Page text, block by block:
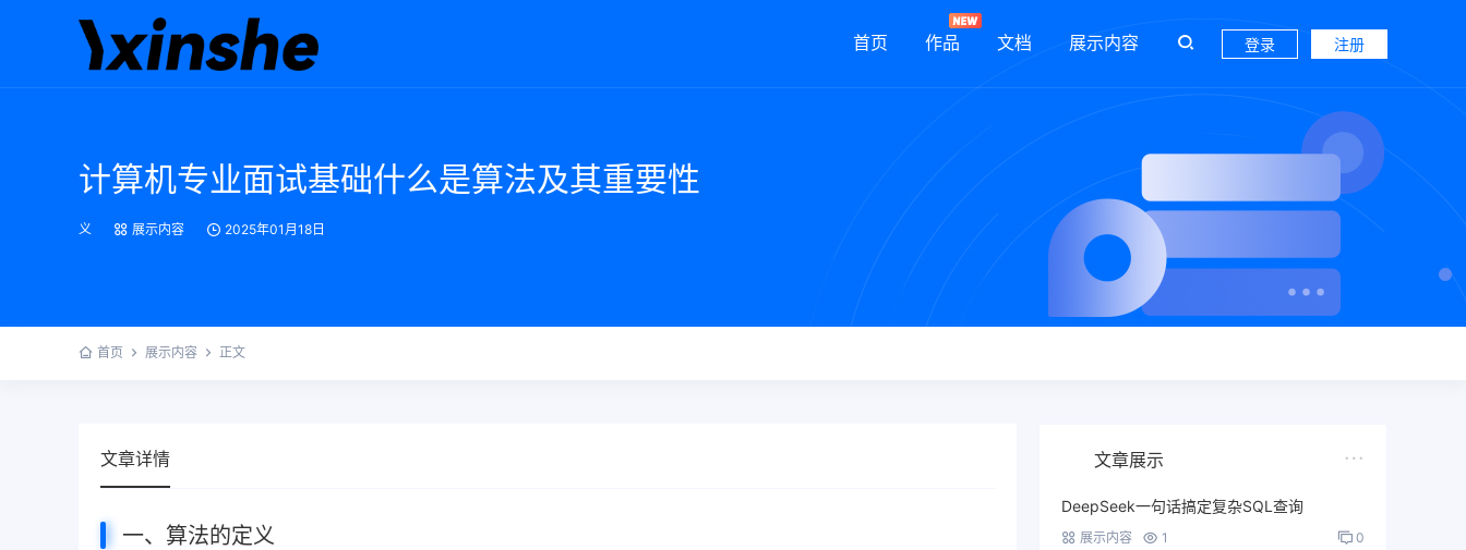
首页 作品 文档 展示内容 登录 注册
计算机专业面试基础什么是算法及其重要性
义 展示内容 2025年01月18日
首页 展示内容 正文
文章详情
一、算法的定义
文章展示
DeepSeek一句话搞定复杂SQL查询
展示内容 1 0